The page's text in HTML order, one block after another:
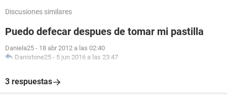
Discusiones similares
Puedo defecar despues de tomar mi pastilla
Daniela25 - 18 abr 2012 a las 02:40
Danistone25 - 5 jun 2016 a las 23:47
3 respuestas